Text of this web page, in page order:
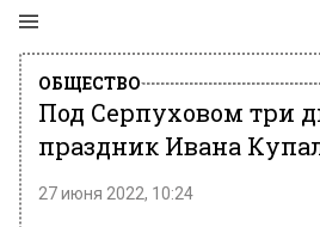
ОБЩЕСТВО
Под Серпуховом три
праздник Ивана
27 июня 2022, 10:24